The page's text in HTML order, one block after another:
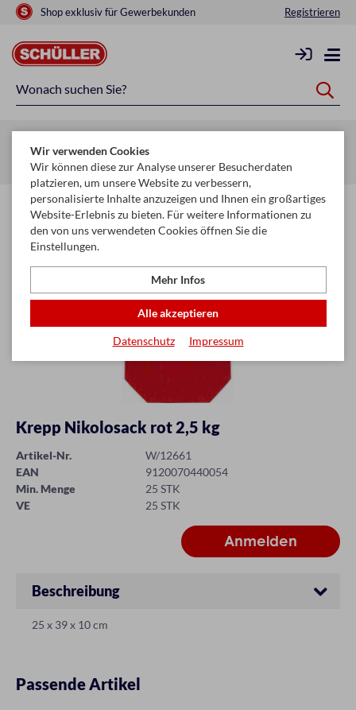
Shop exklusiv für Gewerbekunden Registrieren
Startseite Saisonen Weihnachten Säcke
Krepp Nikolosack rot 2,5 kg
Artikel-Nr.
W/12661
EAN
9120070440054
Min. Menge
25 STK
VE
25 STK
Beschreibung
25 x 39 x 10 cm
Passende Artikel
Wir verwenden Cookies
Wir können diese zur Analyse unserer Besucherdaten
platzieren, um unsere Website zu verbessern,
personalisierte Inhalte anzuzeigen und Ihnen ein großartiges
Website-Erlebnis zu bieten. Für weitere Informationen zu
den von uns verwendeten Cookies öffnen Sie die
Einstellungen.
Mehr Infos
Alle akzeptieren
Datenschutz Impressum